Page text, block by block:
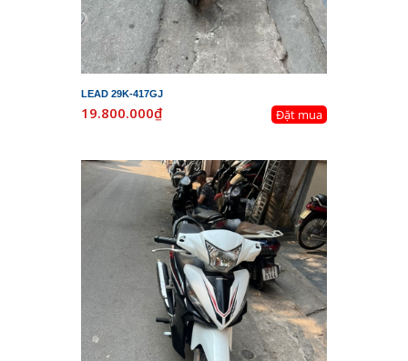
LEAD 29K-417GJ
19.800.000₫ Đặt mua